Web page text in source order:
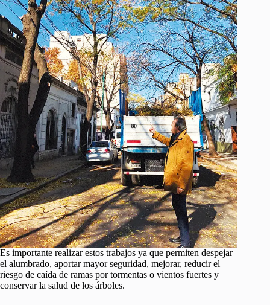
Es importante realizar estos trabajos ya que permiten despejar
el alumbrado, aportar mayor seguridad, mejorar, reducir el
riesgo de caída de ramas por tormentas o vientos fuertes y
conservar la salud de los árboles.